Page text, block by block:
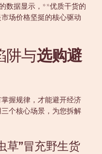
数据显示，**优质干货的
场价格坚挺的核心驱动
阱与选购避
握规律，才能避开经济
个核心场景，为您拆解
草”冒充野生货